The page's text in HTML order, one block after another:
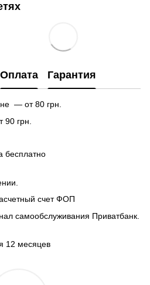
Оплата Гарантия
— от 80 грн.
грн.
бесплатно
счет ФОП
самообслуживания Приватбанк.
12 месяцев